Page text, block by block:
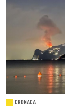
CRONACA